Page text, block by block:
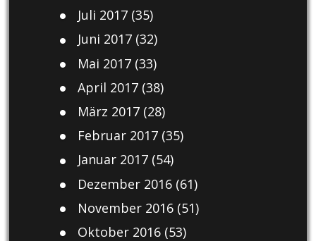
Juli 2017(35)
Juni 2017(32)
Mai 2017(33)
April 2017(38)
März 2017(28)
Februar 2017(35)
Januar 2017(54)
Dezember 2016(61)
November 2016(51)
Oktober 2016(53)